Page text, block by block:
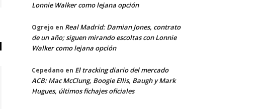
Lonnie Walker como lejana opción
Ogrejo en Real Madrid: Damian Jones, contrato
de un año; siguen mirando escoltas con Lonnie
Walker como lejana opción
Cepedano en El tracking diario del mercado
ACB: Mac McClung, Boogie Ellis, Baugh y Mark
Hugues, últimos fichajes oficiales